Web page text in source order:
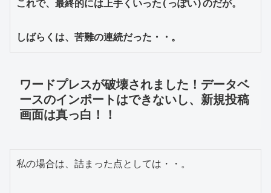
これで、最終的には上手くいった(っぽい)のだが。
しばらくは、苦難の連続だった・・。
ワードプレスが破壊されました！データベ
ースのインポートはできないし、新規投稿
画面は真っ白！！
私の場合は、詰まった点としては・・。